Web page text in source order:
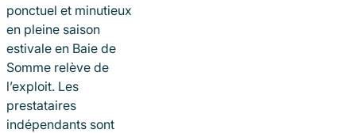
ponctuel et minutieux
en pleine saison
estivale en Baie de
Somme relève de
l’exploit. Les
prestataires
indépendants sont